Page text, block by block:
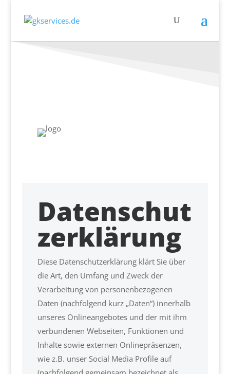
Datenschut
zerklärung
Diese Datenschutzerklärung klärt Sie über
die Art, den Umfang und Zweck der
Verarbeitung von personenbezogenen
Daten (nachfolgend kurz „Daten“) innerhalb
unseres Onlineangebotes und der mit ihm
verbundenen Webseiten, Funktionen und
Inhalte sowie externen Onlinepräsenzen,
wie z.B. unser Social Media Profile auf